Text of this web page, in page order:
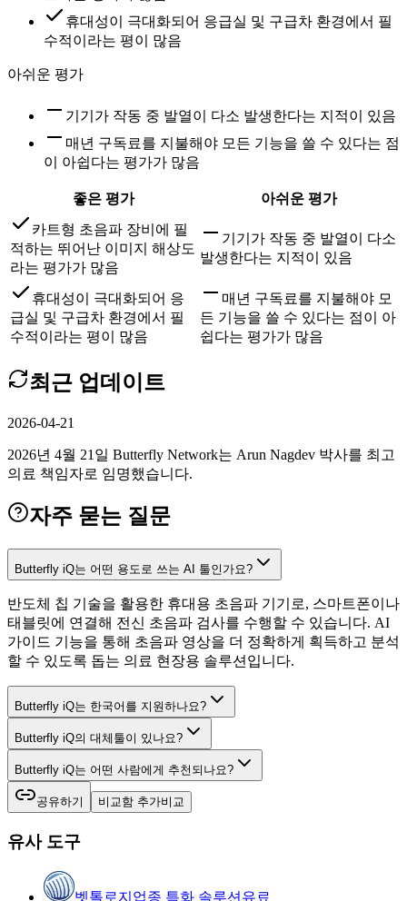
휴대성이 극대화되어 응급실 및 구급차 환경에서 필
수적이라는 평이 많음
아쉬운 평가
기기가 작동 중 발열이 다소 발생한다는 지적이 있음
매년 구독료를 지불해야 모든 기능을 쓸 수 있다는 점
이 아쉽다는 평가가 많음
좋은 평가
아쉬운 평가
카트형 초음파 장비에 필
적하는 뛰어난 이미지 해상도
라는 평가가 많음
기기가 작동 중 발열이 다소
발생한다는 지적이 있음
휴대성이 극대화되어 응
급실 및 구급차 환경에서 필
수적이라는 평이 많음
매년 구독료를 지불해야 모
든 기능을 쓸 수 있다는 점이 아
쉽다는 평가가 많음
최근 업데이트
2026-04-21
2026년 4월 21일 Butterfly Network는 Arun Nagdev 박사를 최고
의료 책임자로 임명했습니다.
자주 묻는 질문
Butterfly iQ는 어떤 용도로 쓰는 AI 툴인가요?
반도체 칩 기술을 활용한 휴대용 초음파 기기로, 스마트폰이나
태블릿에 연결해 전신 초음파 검사를 수행할 수 있습니다. AI
가이드 기능을 통해 초음파 영상을 더 정확하게 획득하고 분석
할 수 있도록 돕는 의료 현장용 솔루션입니다.
Butterfly iQ는 한국어를 지원하나요?
Butterfly iQ의 대체툴이 있나요?
Butterfly iQ는 어떤 사람에게 추천되나요?
공유하기 비교함 추가비교
유사 도구
벳톨로지 업종 특화 솔루션 유료